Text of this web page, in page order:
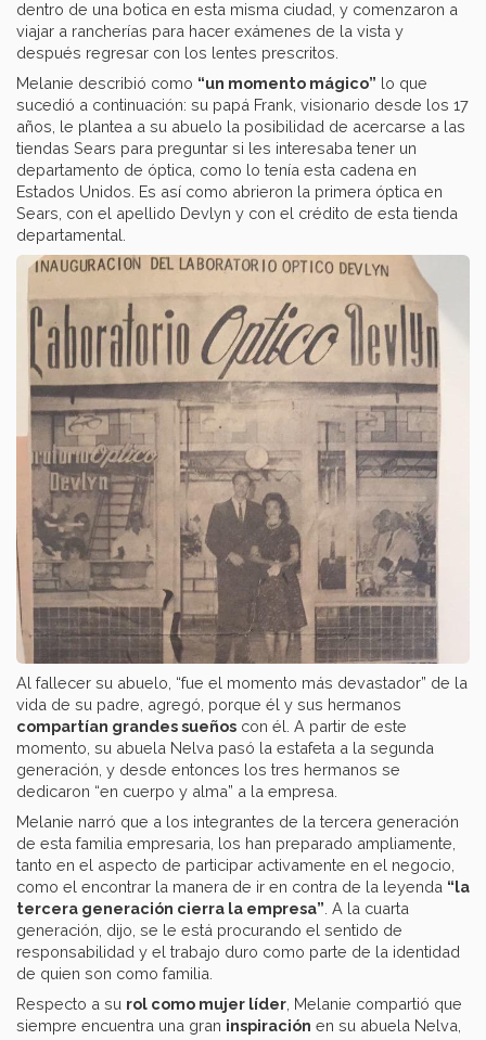
dentro de una botica en esta misma ciudad, y comenzaron a
viajar a rancherías para hacer exámenes de la vista y
después regresar con los lentes prescritos.
Melanie describió como “un momento mágico” lo que
sucedió a continuación: su papá Frank, visionario desde los 17
años, le plantea a su abuelo la posibilidad de acercarse a las
tiendas Sears para preguntar si les interesaba tener un
departamento de óptica, como lo tenía esta cadena en
Estados Unidos. Es así como abrieron la primera óptica en
Sears, con el apellido Devlyn y con el crédito de esta tienda
departamental.
Al fallecer su abuelo, “fue el momento más devastador” de la
vida de su padre, agregó, porque él y sus hermanos
compartían grandes sueños con él. A partir de este
momento, su abuela Nelva pasó la estafeta a la segunda
generación, y desde entonces los tres hermanos se
dedicaron “en cuerpo y alma” a la empresa.
Melanie narró que a los integrantes de la tercera generación
de esta familia empresaria, los han preparado ampliamente,
tanto en el aspecto de participar activamente en el negocio,
como el encontrar la manera de ir en contra de la leyenda “la
tercera generación cierra la empresa”. A la cuarta
generación, dijo, se le está procurando el sentido de
responsabilidad y el trabajo duro como parte de la identidad
de quien son como familia.
Respecto a su rol como mujer líder, Melanie compartió que
siempre encuentra una gran inspiración en su abuela Nelva,